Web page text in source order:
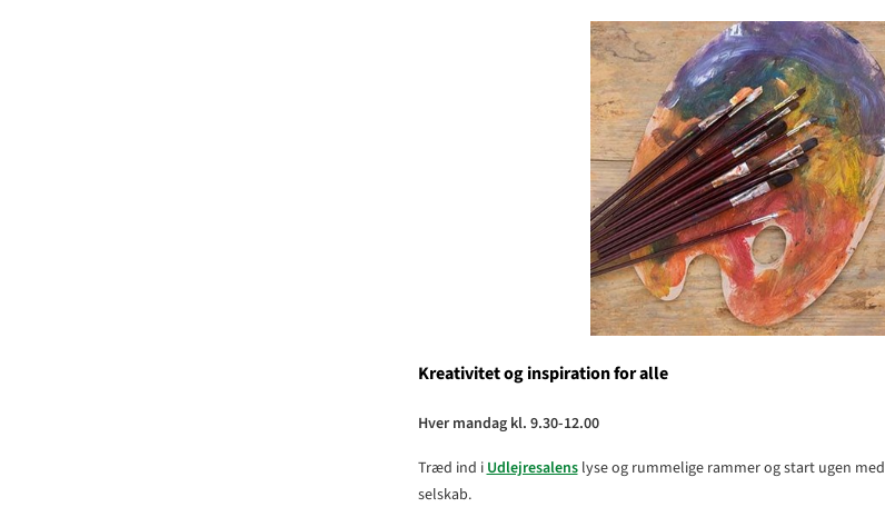
Kreativitet og inspiration for alle
Hver mandag kl. 9.30-12.00
Træd ind i Udlejresalenslyse og rummelige rammer og start ugen med
selskab.